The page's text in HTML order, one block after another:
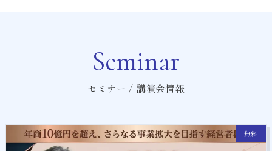
Seminar
セミナー / 講演会情報
無料